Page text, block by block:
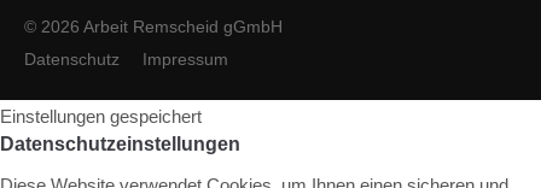
© 2026 Arbeit Remscheid gGmbH
Datenschutz
Impressum
Einstellungen gespeichert
Datenschutzeinstellungen